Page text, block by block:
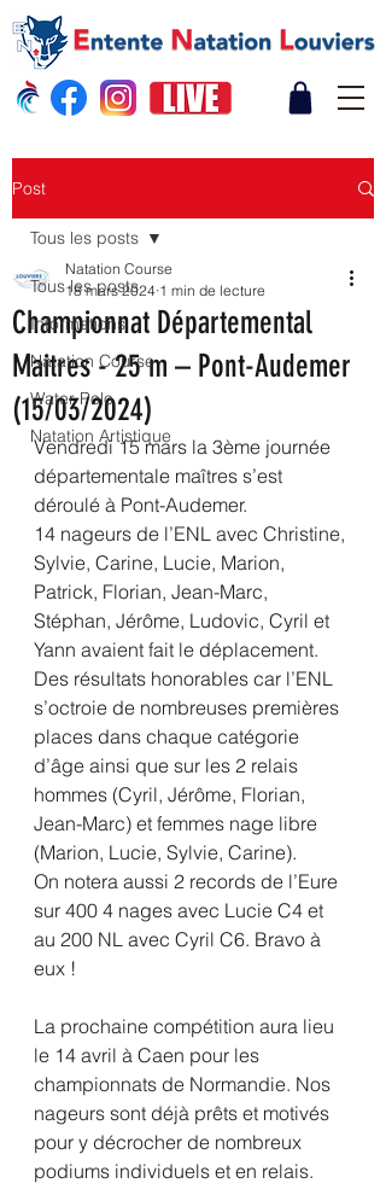
Post
Tous les posts
Informations
Natation Course
Water Polo
Natation Artistique
Tous les posts
Championnat Départemental
Maitres - 25 m – Pont-Audemer
(15/03/2024)
Natation Course
18 mars 2024 1 min de lecture
Vendredi 15 mars la 3ème journée
départementale maîtres s’est
déroulé à Pont-Audemer.
14 nageurs de l’ENL avec Christine,
Sylvie, Carine, Lucie, Marion,
Patrick, Florian, Jean-Marc,
Stéphan, Jérôme, Ludovic, Cyril et
Yann avaient fait le déplacement.
Des résultats honorables car l’ENL
s’octroie de nombreuses premières
places dans chaque catégorie
d’âge ainsi que sur les 2 relais
hommes (Cyril, Jérôme, Florian,
Jean-Marc) et femmes nage libre
(Marion, Lucie, Sylvie, Carine).
On notera aussi 2 records de l’Eure
sur 400 4 nages avec Lucie C4 et
au 200 NL avec Cyril C6. Bravo à
eux !
La prochaine compétition aura lieu
le 14 avril à Caen pour les
championnats de Normandie. Nos
nageurs sont déjà prêts et motivés
pour y décrocher de nombreux
podiums individuels et en relais.